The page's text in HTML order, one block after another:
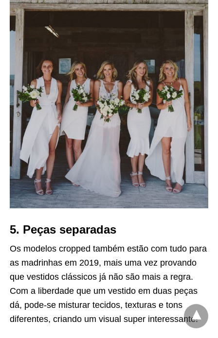
5. Peças separadas
Os modelos cropped também estão com tudo para
as madrinhas em 2019, mais uma vez provando
que vestidos clássicos já não são mais a regra.
Com a liberdade que um vestido em duas peças
dá, pode-se misturar tecidos, texturas e tons
diferentes, criando um visual super interessante!